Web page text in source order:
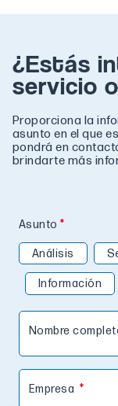
¿Estás
servicio
Proporciona la
asunto en el que
pondrá en
brindarte más
Asunto
Análisis
Información
Nombre
Empresa